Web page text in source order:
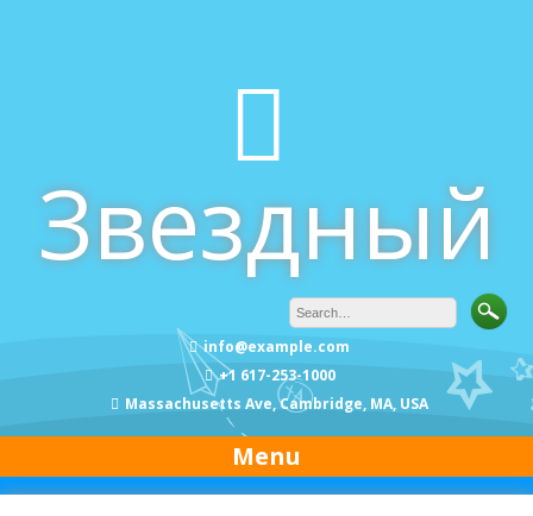
Звездный
info@example.com
+1 617-253-1000
Massachusetts Ave, Cambridge, MA, USA
Menu